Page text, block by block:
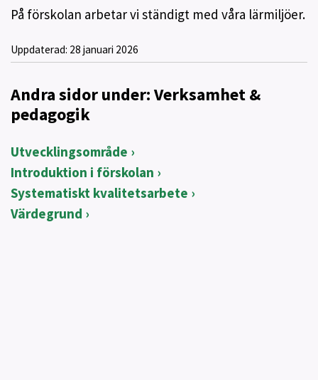
På förskolan arbetar vi ständigt med våra lärmiljöer.
Uppdaterad: 28 januari 2026
Andra sidor under: Verksamhet &
pedagogik
Utvecklingsområde
Introduktion i förskolan
Systematiskt kvalitetsarbete
Värdegrund